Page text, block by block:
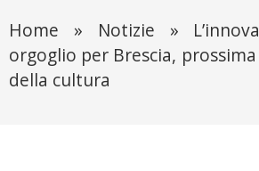
Home » Notizie »
orgoglio per Brescia,
della cultura